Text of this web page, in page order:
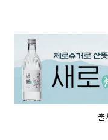
출